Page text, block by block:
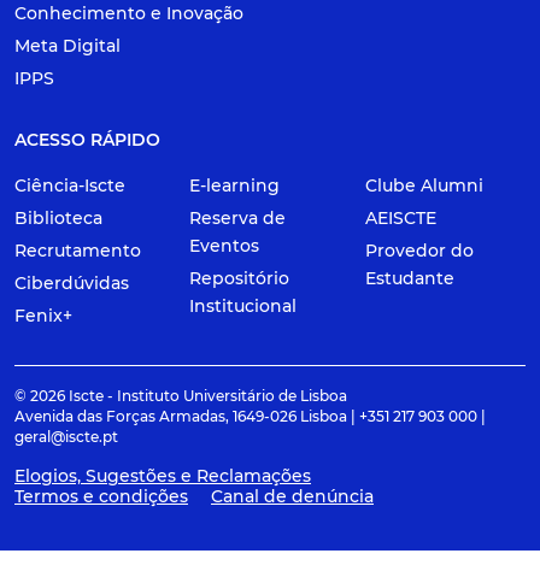
Conhecimento e Inovação
Meta Digital
IPPS
ACESSO RÁPIDO
Ciência-Iscte
Biblioteca
Recrutamento
Ciberdúvidas
Fenix+
E-learning
Reserva de
Eventos
Repositório
Institucional
Clube Alumni
AEISCTE
Provedor do
Estudante
© 2026 Iscte - Instituto Universitário de Lisboa
Avenida das Forças Armadas, 1649-026 Lisboa | +351 217 903 000 |
geral@iscte.pt
Elogios, Sugestões e Reclamações
Termos e condições
Canal de denúncia